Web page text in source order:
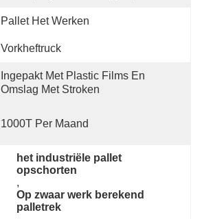
Pallet Het Werken
Vorkheftruck
Ingepakt Met Plastic Films En
Omslag Met Stroken
1000T Per Maand
het industriële pallet
opschorten
,
Op zwaar werk berekend
palletrek